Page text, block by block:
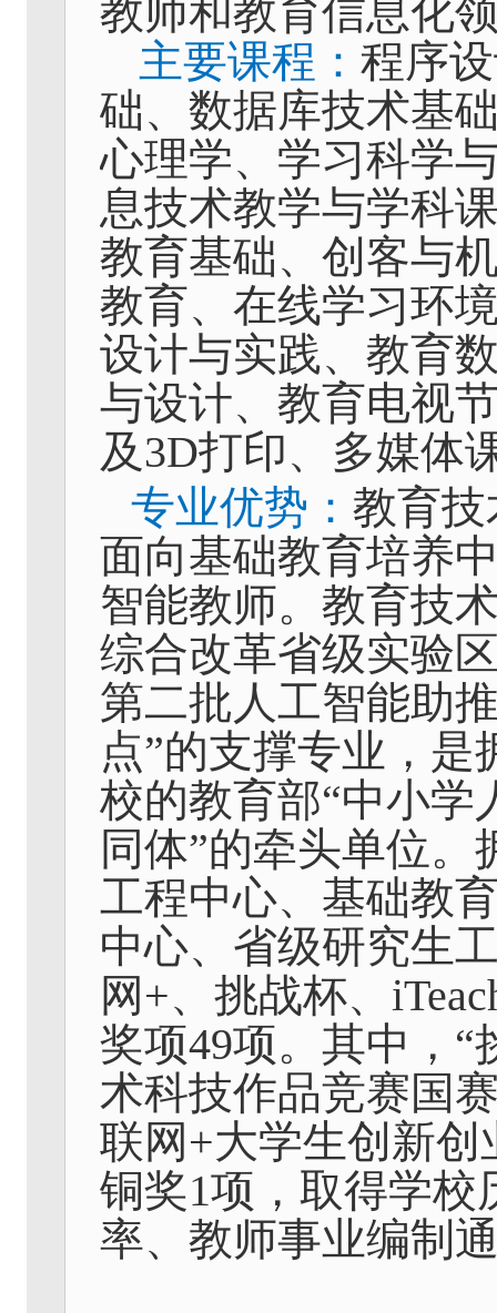
教师和教育信息化
主要课程： 程序
础、数据库技术基
心理学、学习科学
息技术教学与学科
教育基础、创客与
教育、在线学习环
设计与实践、教育
与设计、教育电视
及 3D打印、多媒体
专业优势： 教育
面向基础教育培养
智能教师。教育技
综合改革省级实验
第二批人工智能助
点”的支撑专业，是
校的教育部“中小学
同体”的牵头单位
工程中心、基础教
中心、省级研究生
网 +、挑战杯、
奖项49项。其中，“
术科技作品竞赛国
联网 +大学生创新
铜奖1项，取得学校
率、教师事业编制